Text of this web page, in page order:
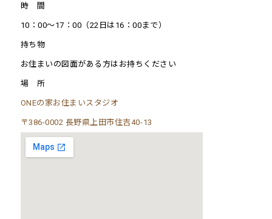
時 間
10：00〜17：00（22日は16：00まで）
持ち物
お住まいの図面がある方はお持ちください
場 所
ONEの家お住まいスタジオ
〒386-0002 長野県上田市住吉40-13